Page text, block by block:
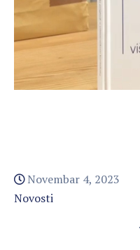
Novembar 4, 2023
Novosti